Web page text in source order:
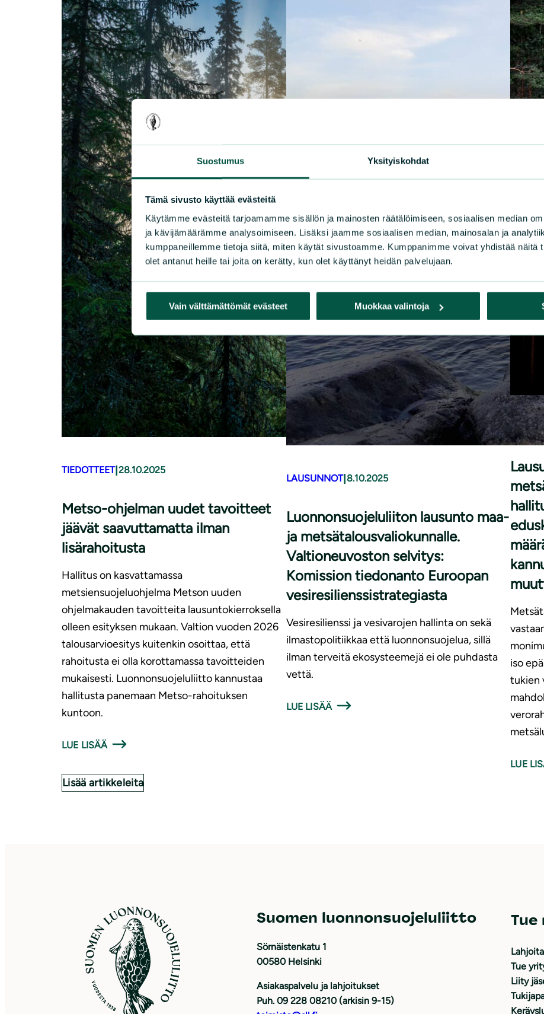
Suostumus Yksityiskohdat
Tämä sivusto käyttää evästeitä
Käytämme evästeitä tarjoamamme sisällön ja mainosten räätälöimiseen, sosiaalisen median
ja kävijämäärämme analysoimiseen. Lisäksi jaamme sosiaalisen median, mainosalan ja
kumppaneillemme tietoja siitä, miten käytät sivustoamme. Kumppanimme voivat yhdistää näitä
olet antanut heille tai joita on kerätty, kun olet käyttänyt heidän palvelujaan.
Vain välttämättömät evästeet Muokkaa valintoja
TIEDOTTEET| 28.10.2025
Metso-ohjelman uudet tavoitteet
jäävät saavuttamatta ilman
lisärahoitusta
Hallitus on kasvattamassa
metsiensuojeluohjelma Metson uuden
ohjelmakauden tavoitteita lausuntokierroksella
olleen esityksen mukaan. Valtion vuoden 2026
talousarvioesitys kuitenkin osoittaa, että
rahoitusta ei olla korottamassa tavoitteiden
mukaisesti. Luonnonsuojeluliitto kannustaa
hallitusta panemaan Metso-rahoituksen
kuntoon.
LUE LISÄÄ
LAUSUNNOT| 8.10.2025
Luonnonsuojeluliiton lausunto maa-
ja metsätalousvaliokunnalle.
Valtioneuvoston selvitys:
Komission tiedonanto Euroopan
vesiresilienssistrategiasta
Vesiresilienssi ja vesivarojen hallinta on sekä
ilmastopolitiikkaa että luonnonsuojelua, sillä
ilman terveitä ekosysteemejä ei ole puhdasta
vettä.
LUE LISÄÄ
iso
tukien
LUE
Lisää artikkeleita
Suomen luonnonsuojeluliitto
Sörnäistenkatu 1
00580 Helsinki
Asiakaspalvelu ja lahjoitukset
Puh. 09 228 08210 (arkisin 9-15)
Lahjoita
Tue
Liity